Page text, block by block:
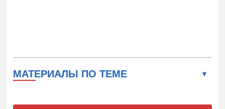
МАТЕРИАЛЫ ПО ТЕМЕ